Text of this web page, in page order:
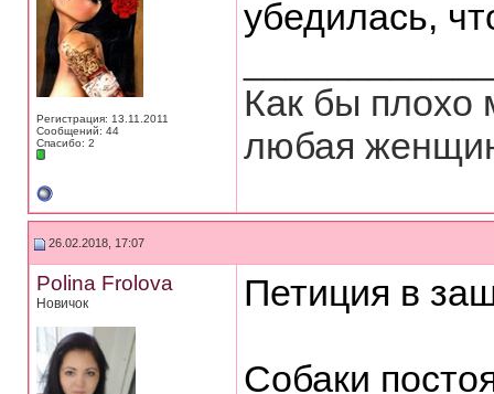
Регистрация: 13.11.2011
Сообщений: 44
Спасибо: 2
убедилась,
Как бы
любая
26.02.2018, 17:07
Polina Frolova
Новичок Петиция в
Собаки